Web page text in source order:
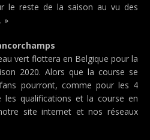
le reste de la saison au vu des
»
vert flottera en Belgique pour la
2020. Alors que la course se
pourront, comme pour les 4
les qualifications et la course en
site internet et nos réseaux